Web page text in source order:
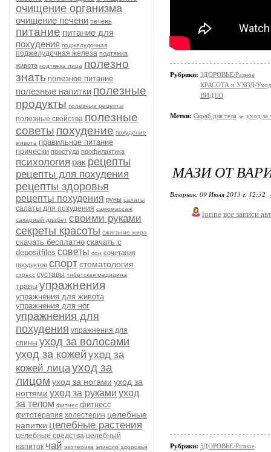
очищение организма
очищение печени печень
питание питание для
похудения поджелудочная
поджелудочная железа подтяжка
живота подтяжка лица полезно
знать полезное питание
полезные напитки полезные
продукты полезные рецепты
полезные свойства полезные
советы похудение похудение
живота правильное питание
прически простуда профилактика
психология рак рецепты
рецепты для похудения
рецепты здоровья
рецепты похудения руны салаты
салаты для похудения самомассаж
сахарный диабет своими руками
секреты красоты сжигание жира
скачать бесплатно скачать с
depositfiles советы сон сочетания
продуктов спортстоматология
стресс суставы тибетская медицина
травы упражнения
упражнения для живота
упражнения для ног
упражнения для
похудения упражнения для
спины уход за волосами
уход за кожей уход за
кожей лицауход за
лицом уход за ногами уход за
ногтями уход за руками уход
за телом фитнес фитнесс
фитотерапия холестерин целебные
напитки целебные растения
целебные средства целебный
напиток чай эзотерика эликсир здоровья
Рубрики: ЗДОРОВЬЕ/Разное
КРАСОТА и УХОД/Уход
ВИДЕО
Метки: Скраб для тела уход за
МАЗИ ОТ
Вторник, 09 Июля 2013 г. 12:32
lorine все записи
Рубрики: ЗДОРОВЬЕ/Разное